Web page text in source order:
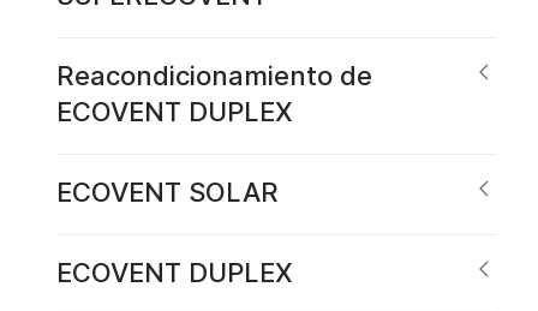
Reacondicionamiento de
ECOVENT DUPLEX
ECOVENT SOLAR
ECOVENT DUPLEX